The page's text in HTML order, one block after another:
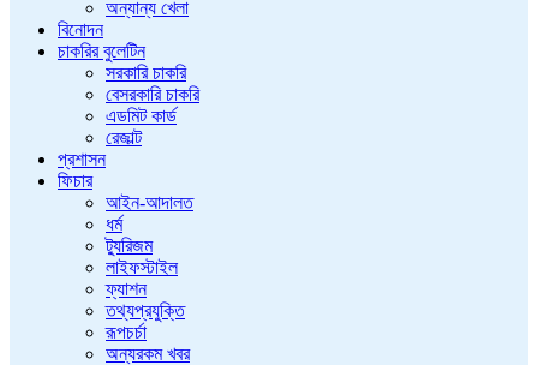
অন্যান্য খেলা
বিনোদন
চাকরির বুলেটিন
সরকারি চাকরি
বেসরকারি চাকরি
এডমিট কার্ড
রেজাল্ট
প্রশাসন
ফিচার
আইন-আদালত
ধর্ম
ট্যুরিজম
লাইফস্টাইল
ফ্যাশন
তথ্যপ্রযুক্তি
রূপচর্চা
অন্যরকম খবর